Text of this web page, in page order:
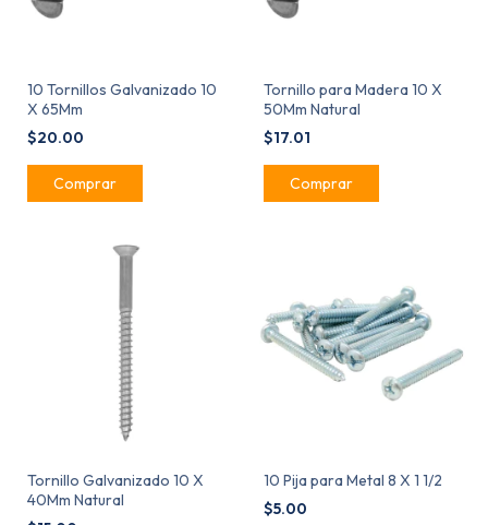
10 Tornillos Galvanizado 10
X 65Mm
$20.00
Tornillo para Madera 10 X
50Mm Natural
$17.01
Tornillo Galvanizado 10 X
40Mm Natural
10 Pija para Metal 8 X 1 1/2
$5.00